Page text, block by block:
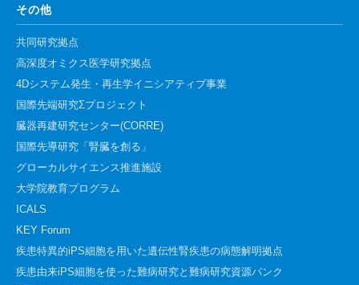
その他
共同研究拠点
高深度オミクス医学研究拠点
4Dシステム発生・再生学イニシアティブ事業
国際先端研究Σプロジェクト
臓器再建研究センター(CORRE)
国際先導研究「腎臓を創る」
グローカルサイエンス推進施設
大学院教育プログラム
ICALS
KEY Forum
疾患特異的iPS細胞を用いた遺伝性腎疾患の病態解明拠点
疾患由来iPS細胞を使った難病研究と難病研究資源バンク